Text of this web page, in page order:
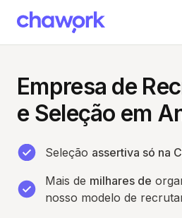
Empresa de
e Seleção em
Seleção assertiva só na
Mais de milhares de
nosso modelo de